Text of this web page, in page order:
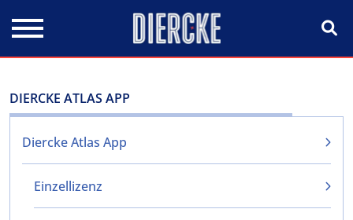
DIERCKE ATLAS APP
Diercke Atlas App
Einzellizenz